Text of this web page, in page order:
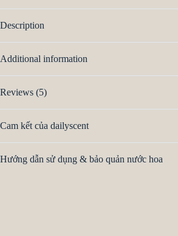
Description
Additional information
Reviews (5)
Cam kết của dailyscent
Hướng dẫn sử dụng & bảo quản nước hoa